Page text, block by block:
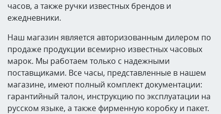
часов, а также ручки известных брендов и
ежедневники.
Наш магазин является авторизованным дилером по
продаже продукции всемирно известных часовых
марок. Мы работаем только с надежными
поставщиками. Все часы, представленные в нашем
магазине, имеют полный комплект документации:
гарантийный талон, инструкцию по эксплуатации на
русском языке, а также фирменную коробку и пакет.